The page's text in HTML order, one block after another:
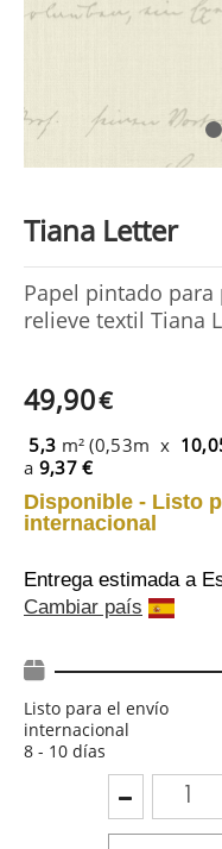
Tiana Letter
Papel pintado
relieve textil Tiana
49,90€
5,3 m² (0,53m x
a 9,37 €
Disponible - Listo
internacional
Entrega estimada a
Cambiar país
Listo para el envío
internacional
8 - 10 días